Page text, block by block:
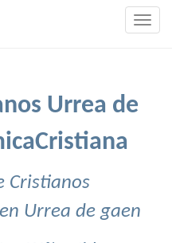
Urrea de
Cristianos
Urrea de gaen